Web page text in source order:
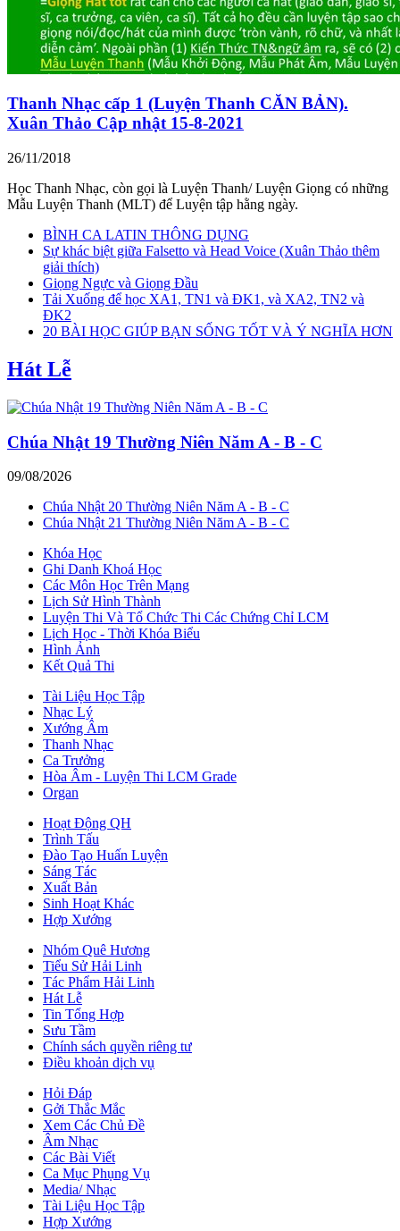
Thanh Nhạc cấp 1 (Luyện Thanh CĂN BẢN).
Xuân Thảo Cập nhật 15-8-2021
26/11/2018
Học Thanh Nhạc, còn gọi là Luyện Thanh/ Luyện Giọng có những
Mẫu Luyện Thanh (MLT) để Luyện tập hằng ngày.
BÌNH CA LATIN THÔNG DỤNG
Sự khác biệt giữa Falsetto và Head Voice (Xuân Thảo thêm
giải thích)
Giọng Ngực và Giọng Đầu
Tải Xuống để học XA1, TN1 và ĐK1, và XA2, TN2 và
ĐK2
20 BÀI HỌC GIÚP BẠN SỐNG TỐT VÀ Ý NGHĨA HƠN
Hát Lễ
Chúa Nhật 19 Thường Niên Năm A - B - C
09/08/2026
Chúa Nhật 20 Thường Niên Năm A - B - C
Chúa Nhật 21 Thường Niên Năm A - B - C
Khóa Học
Ghi Danh Khoá Học
Các Môn Học Trên Mạng
Lịch Sử Hình Thành
Luyện Thi Và Tổ Chức Thi Các Chứng Chỉ LCM
Lịch Học - Thời Khóa Biểu
Hình Ảnh
Kết Quả Thi
Tài Liệu Học Tập
Nhạc Lý
Xướng Âm
Thanh Nhạc
Ca Trưởng
Hòa Âm - Luyện Thi LCM Grade
Organ
Hoạt Động QH
Trình Tấu
Đào Tạo Huấn Luyện
Sáng Tác
Xuất Bản
Sinh Hoạt Khác
Hợp Xướng
Nhóm Quê Hương
Tiểu Sử Hải Linh
Tác Phẩm Hải Linh
Hát Lễ
Tin Tổng Hợp
Sưu Tầm
Chính sách quyền riêng tư
Điều khoản dịch vụ
Hỏi Đáp
Gởi Thắc Mắc
Xem Các Chủ Đề
Âm Nhạc
Các Bài Viết
Ca Mục Phụng Vụ
Media/ Nhạc
Tài Liệu Học Tập
Hợp Xướng